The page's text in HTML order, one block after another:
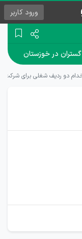
ورود کاربر
در خوزستان
دو ردیف شغلی برای شرکت